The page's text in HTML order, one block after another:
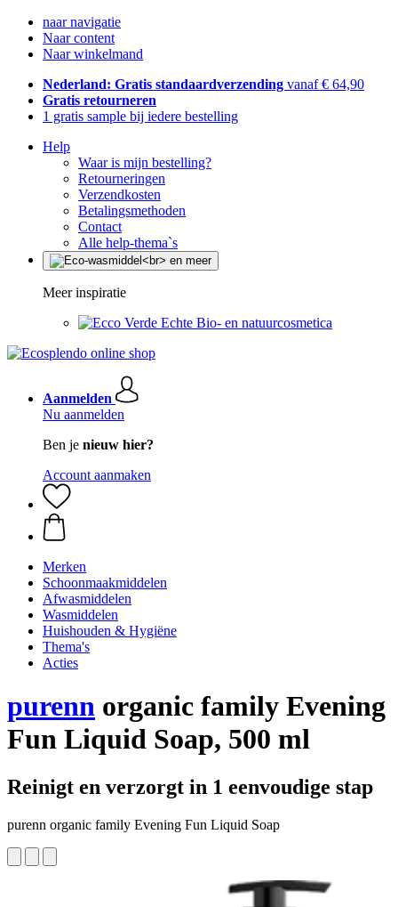
naar navigatie
Naar content
Naar winkelmand
Nederland: Gratis standaardverzending vanaf € 64,90
Gratis retourneren
1 gratis sample bij iedere bestelling
Help
Waar is mijn bestelling?
Retourneringen
Verzendkosten
Betalingsmethoden
Contact
Alle help-thema`s
Meer inspiratie
Echte Bio- en natuurcosmetica
Aanmelden
Nu aanmelden
Ben je nieuw hier?
Account aanmaken
Merken
Schoonmaakmiddelen
Afwasmiddelen
Wasmiddelen
Huishouden & Hygiëne
Thema's
Acties
purenn organic family Evening
Fun Liquid Soap, 500 ml
Reinigt en verzorgt in 1 eenvoudige stap
purenn organic family Evening Fun Liquid Soap